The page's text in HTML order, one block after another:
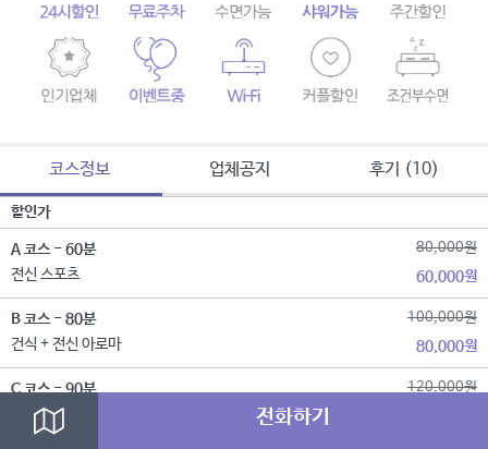
코스정보 업체공지 후기 (10)
할인가
80,000원
60,000원
A 코스 - 60분
전신 스포츠
100,000원
80,000원
B 코스 - 80분
건식 + 전신 아로마
120,000원
C 코스 - 90분
건식 + 림프 전신 아로마
전화하기